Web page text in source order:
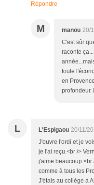
Répondre
M manou 20/
C'est sûr
raconte
toute
en
profondeur.
L L'Espigaou 20/11/
J'ouvre l'ordi et je
je l'ai reçu.<br />
j'aime beaucoup.<br
comme à tous les
J'étais au collège à